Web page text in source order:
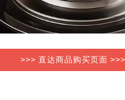
>>> 直达商品购买页面 >>>